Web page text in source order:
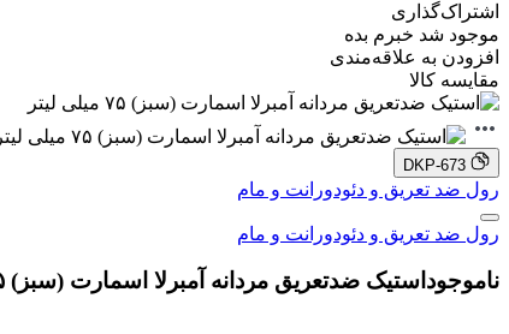
اشتراک‌گذاری
موجود شد خبرم بده
افزودن به علاقه‌مندی
مقایسه کالا
DKP-673
رول ضد تعریق و دئودورانت و مام
رول ضد تعریق و دئودورانت و مام
ناموجود استیک ضدتعریق مردانه آمبرلا اسمارت (سبز) ۷۵ میلی لیتر